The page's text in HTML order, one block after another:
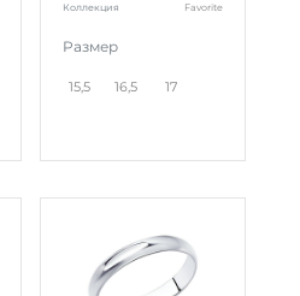
Коллекция Favorite
Размер
15,5 16,5 17